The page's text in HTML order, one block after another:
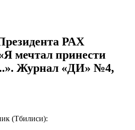
РАХ
мечтал принести
Журнал «ДИ» №4,
(Тбилиси):